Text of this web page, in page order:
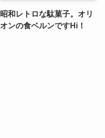
昭和レトロな駄菓子。オリ
オンの食ベルンですHi！